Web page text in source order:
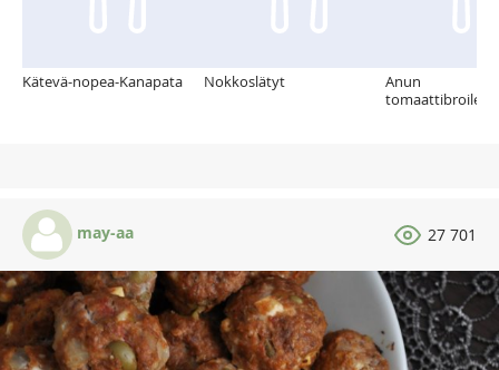
Kätevä-nopea-Kanapata Nokkoslätyt
Anun
may-aa 27 701